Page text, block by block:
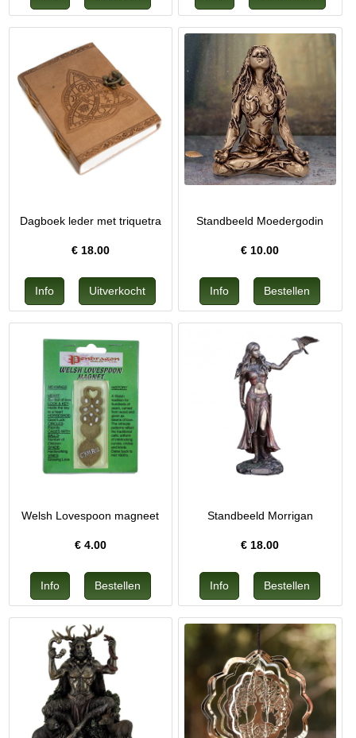
Dagboek leder met triquetra
€ 18.00
Standbeeld Moedergodin
€ 10.00
Welsh Lovespoon magneet
€ 4.00
Standbeeld Morrigan
€18.00